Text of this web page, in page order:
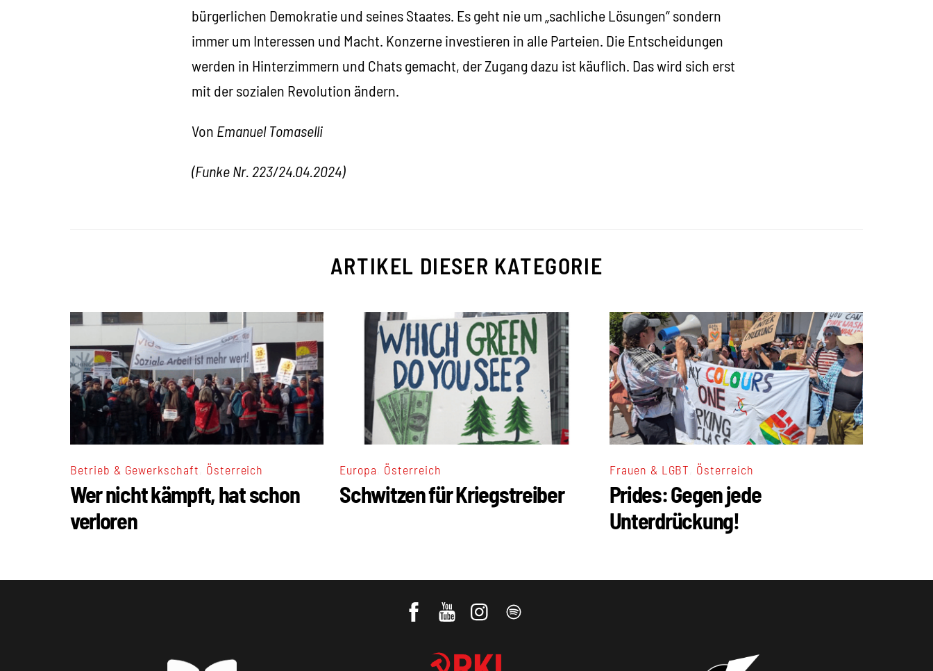
bürgerlichen Demokratie und seines Staates. Es geht nie um „sachliche Lösungen“ sondern
immer um Interessen und Macht. Konzerne investieren in alle Parteien. Die Entscheidungen
werden in Hinterzimmern und Chats gemacht, der Zugang dazu ist käuflich. Das wird sich erst
mit der sozialen Revolution ändern.
Von Emanuel Tomaselli
(Funke Nr. 223/24.04.2024)
ARTIKEL DIESER KATEGORIE
Betrieb & Gewerkschaft Österreich
Wer nicht kämpft, hat schon
verloren
Europa Österreich
Schwitzen für Kriegstreiber
Frauen & LGBT Österreich
Prides: Gegen jede
Unterdrückung!